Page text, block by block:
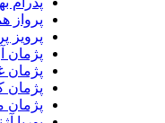
پرواز همای
پرویز
پژمان آر جی
پژمان غلامی
پژمان کلانی
پژمان مینویی